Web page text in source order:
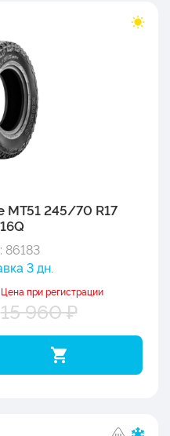
MT51 245/70 R17
86183
3 дн.
Цена при регистрации
15 960 ₽